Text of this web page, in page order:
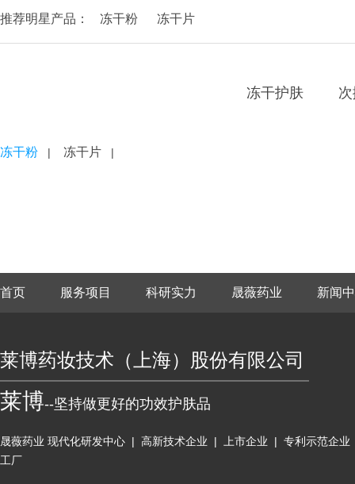
推荐明星产品： 冻干粉 冻干片
冻干护肤
冻干粉 | 冻干片 |
首页 服务项目 科研实力 晟薇药业 新闻
莱博药妆技术（上海）股份有限公司
莱博--坚持做更好的功效护肤品
晟薇药业 现代化研发中心 | 高新技术企业 | 上市企业 | 专利示范企
工厂